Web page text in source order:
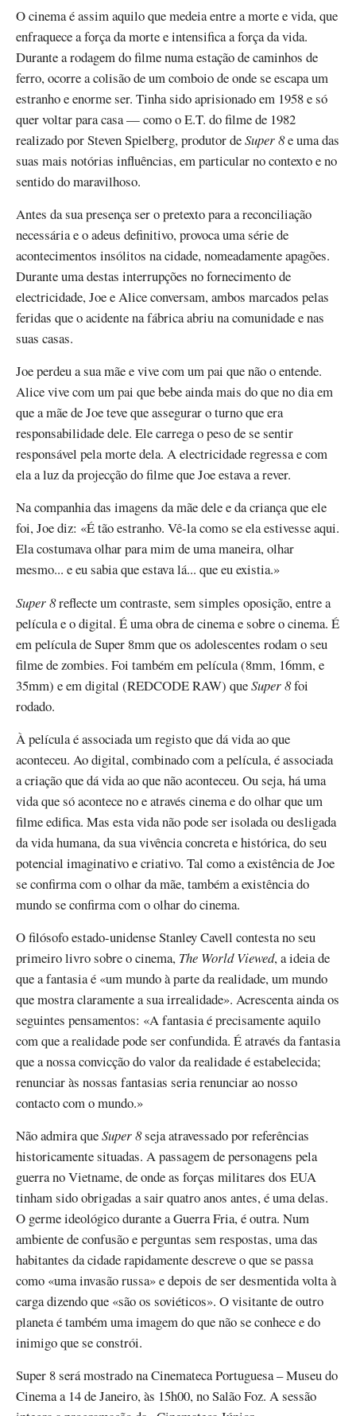
O cinema é assim aquilo que medeia entre a morte e vida, que
enfraquece a força da morte e intensifica a força da vida.
Durante a rodagem do filme numa estação de caminhos de
ferro, ocorre a colisão de um comboio de onde se escapa um
estranho e enorme ser. Tinha sido aprisionado em 1958 e só
quer voltar para casa — como o E.T. do filme de 1982
realizado por Steven Spielberg, produtor deSuper 8e uma das
suas mais notórias influências, em particular no contexto e no
sentido do maravilhoso.
Antes da sua presença ser o pretexto para a reconciliação
necessária e o adeus definitivo, provoca uma série de
acontecimentos insólitos na cidade, nomeadamente apagões.
Durante uma destas interrupções no fornecimento de
electricidade, Joe e Alice conversam, ambos marcados pelas
feridas que o acidente na fábrica abriu na comunidade e nas
suas casas.
Joe perdeu a sua mãe e vive com um pai que não o entende.
Alice vive com um pai que bebe ainda mais do que no dia em
que a mãe de Joe teve que assegurar o turno que era
responsabilidade dele. Ele carrega o peso de se sentir
responsável pela morte dela. A electricidade regressa e com
ela a luz da projecção do filme que Joe estava a rever.
Na companhia das imagens da mãe dele e da criança que ele
foi, Joe diz: «É tão estranho. Vê-la como se ela estivesse aqui.
Ela costumava olhar para mim de uma maneira, olhar
mesmo... e eu sabia que estava lá... que eu existia.»
Super 8reflecte um contraste, sem simples oposição, entre a
película e o digital. É uma obra de cinema e sobre o cinema. É
em película de Super 8mm que os adolescentes rodam o seu
filme de zombies. Foi também em película (8mm, 16mm, e
35mm) e em digital (REDCODE RAW) queSuper 8foi
rodado.
À película é associada um registo que dá vida ao que
aconteceu. Ao digital, combinado com a película, é associada
a criação que dá vida ao que não aconteceu. Ou seja, há uma
vida que só acontece no e através cinema e do olhar que um
filme edifica. Mas esta vida não pode ser isolada ou desligada
da vida humana, da sua vivência concreta e histórica, do seu
potencial imaginativo e criativo. Tal como a existência de Joe
se confirma com o olhar da mãe, também a existência do
mundo se confirma com o olhar do cinema.
O filósofo estado-unidense Stanley Cavell contesta no seu
primeiro livro sobre o cinema, The World Viewed, a ideia de
que a fantasia é «um mundo à parte da realidade, um mundo
que mostra claramente a sua irrealidade». Acrescenta ainda os
seguintes pensamentos: «A fantasia é precisamente aquilo
com que a realidade pode ser confundida. É através da fantasia
que a nossa convicção do valor da realidade é estabelecida;
renunciar às nossas fantasias seria renunciar ao nosso
contacto com o mundo.»
Não admira queSuper 8seja atravessado por referências
historicamente situadas. A passagem de personagens pela
guerra no Vietname, de onde as forças militares dos EUA
tinham sido obrigadas a sair quatro anos antes, é uma delas.
O germe ideológico durante a Guerra Fria, é outra. Num
ambiente de confusão e perguntas sem respostas, uma das
habitantes da cidade rapidamente descreve o que se passa
como «uma invasão russa» e depois de ser desmentida volta à
carga dizendo que «são os soviéticos». O visitante de outro
planeta é também uma imagem do que não se conhece e do
inimigo que se constrói.
Super 8 será mostrado na Cinemateca Portuguesa – Museu do
Cinema a 14 de Janeiro, às 15h00, no Salão Foz. A sessão